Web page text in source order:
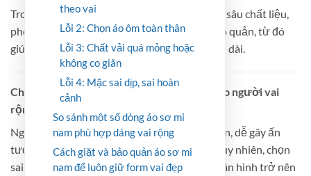
theo vai
Lỗi 2: Chọn áo ôm toàn thân
Lỗi 3: Chất vải quá mỏng hoặc
không co giãn
Lỗi 4: Mặc sai dịp, sai hoàn
cảnh
So sánh một số dòng áo sơ mi
nam phù hợp dáng vai rộng
Cách giặt và bảo quản áo sơ mi
nam để luôn giữ form vai đẹp
Trong bài viết này, Shop Đồ Nam sẽ phân tích sâu chất liệu,
phom dáng, cách phối đồ, mức giá và mẹo bảo quản, từ đó
giúp bạn chọn đúng sản phẩm và mặc đẹp lâu dài.
Chất liệu và phom dáng của áo sơ mi nam cho người vai
rộng
Người vai rộng có lợi thế hình thể khỏe khoắn, dễ gây ấn
tượng mạnh mẽ trong mắt người đối diện. Tuy nhiên, chọn
sai phom dáng hoặc chất liệu có thể khiến thân hình trở nên